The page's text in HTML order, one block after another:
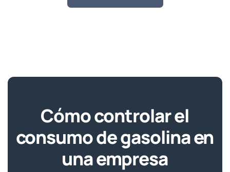
Cómo controlar el
consumo de gasolina en
una empresa